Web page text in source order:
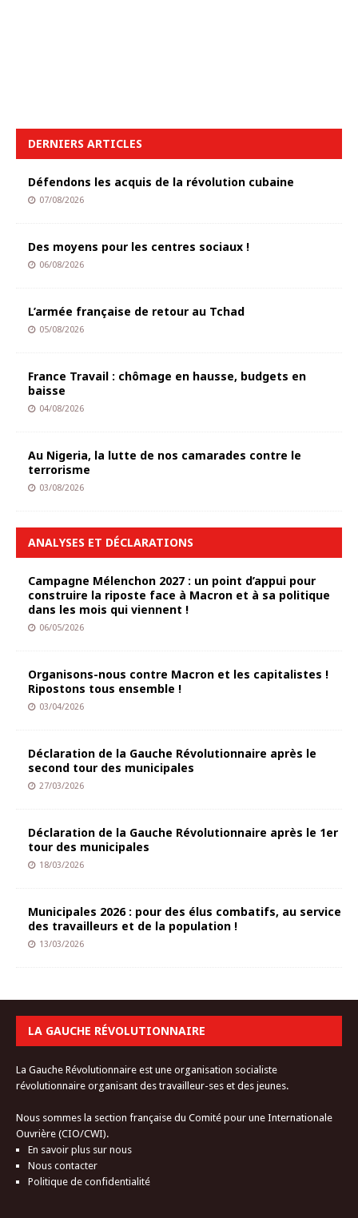
DERNIERS ARTICLES
Défendons les acquis de la révolution cubaine
07/08/2026
Des moyens pour les centres sociaux !
06/08/2026
L’armée française de retour au Tchad
05/08/2026
France Travail : chômage en hausse, budgets en
baisse
04/08/2026
Au Nigeria, la lutte de nos camarades contre le
terrorisme
03/08/2026
ANALYSES ET DÉCLARATIONS
Campagne Mélenchon 2027 : un point d’appui pour
construire la riposte face à Macron et à sa politique
dans les mois qui viennent !
06/05/2026
Organisons-nous contre Macron et les capitalistes !
Ripostons tous ensemble !
03/04/2026
Déclaration de la Gauche Révolutionnaire après le
second tour des municipales
27/03/2026
Déclaration de la Gauche Révolutionnaire après le 1er
tour des municipales
18/03/2026
Municipales 2026 : pour des élus combatifs, au service
des travailleurs et de la population !
13/03/2026
LA GAUCHE RÉVOLUTIONNAIRE
La Gauche Révolutionnaire est une organisation socialiste
révolutionnaire organisant des travailleur-ses et des jeunes.
Nous sommes la section française du Comité pour une Internationale
Ouvrière (CIO/CWI).
En savoir plus sur nous
Nous contacter
Politique de confidentialité